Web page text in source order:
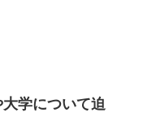
学について迫